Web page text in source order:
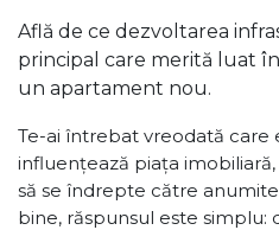
Află de ce dezvoltarea
principal care merită luat
un apartament nou.
Te-ai întrebat vreodată
influențează piața
să se îndrepte către anumite
bine, răspunsul este simplu: